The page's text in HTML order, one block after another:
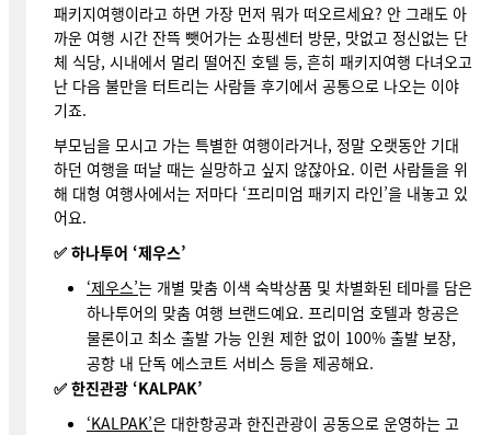
패키지여행이라고 하면 가장 먼저 뭐가 떠오르세요? 안 그래도 아
까운 여행 시간 잔뜩 뺏어가는 쇼핑센터 방문, 맛없고 정신없는 단
체 식당, 시내에서 멀리 떨어진 호텔 등, 흔히 패키지여행 다녀오고
난 다음 불만을 터트리는 사람들 후기에서 공통으로 나오는 이야
기죠.
부모님을 모시고 가는 특별한 여행이라거나, 정말 오랫동안 기대
하던 여행을 떠날 때는 실망하고 싶지 않잖아요. 이런 사람들을 위
해 대형 여행사에서는 저마다 ‘프리미엄 패키지 라인’을 내놓고 있
어요.
✅ 하나투어 ‘제우스’
‘제우스’는 개별 맞춤 이색 숙박상품 및 차별화된 테마를 담은
하나투어의 맞춤 여행 브랜드예요. 프리미엄 호텔과 항공은
물론이고 최소 출발 가능 인원 제한 없이 100% 출발 보장,
공항 내 단독 에스코트 서비스 등을 제공해요.
✅ 한진관광 ‘KALPAK’
‘KALPAK’은 대한항공과 한진관광이 공동으로 운영하는 고